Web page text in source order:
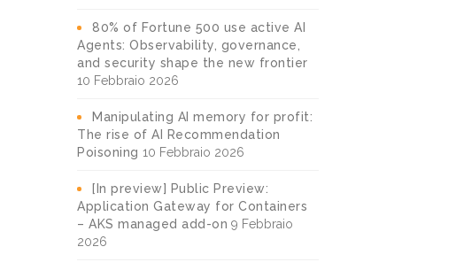
80% of Fortune 500 use active AI
Agents: Observability, governance,
and security shape the new frontier
10 Febbraio 2026
Manipulating AI memory for profit:
The rise of AI Recommendation
Poisoning 10 Febbraio 2026
[In preview] Public Preview:
Application Gateway for Containers
– AKS managed add-on 9 Febbraio
2026